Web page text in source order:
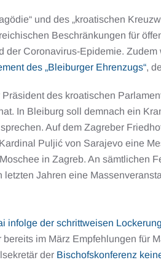
und des „kroatischen
Beschränkungen für
Coronavirus-Epidemie.
des „Bleiburger Ehrenzugs“,
Präsident des kroatischen
In Bleiburg soll demnach ein
Auf dem Zagreber
Puljić von Sarajevo eine
in Zagreb. An sämtlichen
letzten Jahren eine
infolge der schrittweisen Lockerung
im März Empfehlungen für
der Bischofskonferenz